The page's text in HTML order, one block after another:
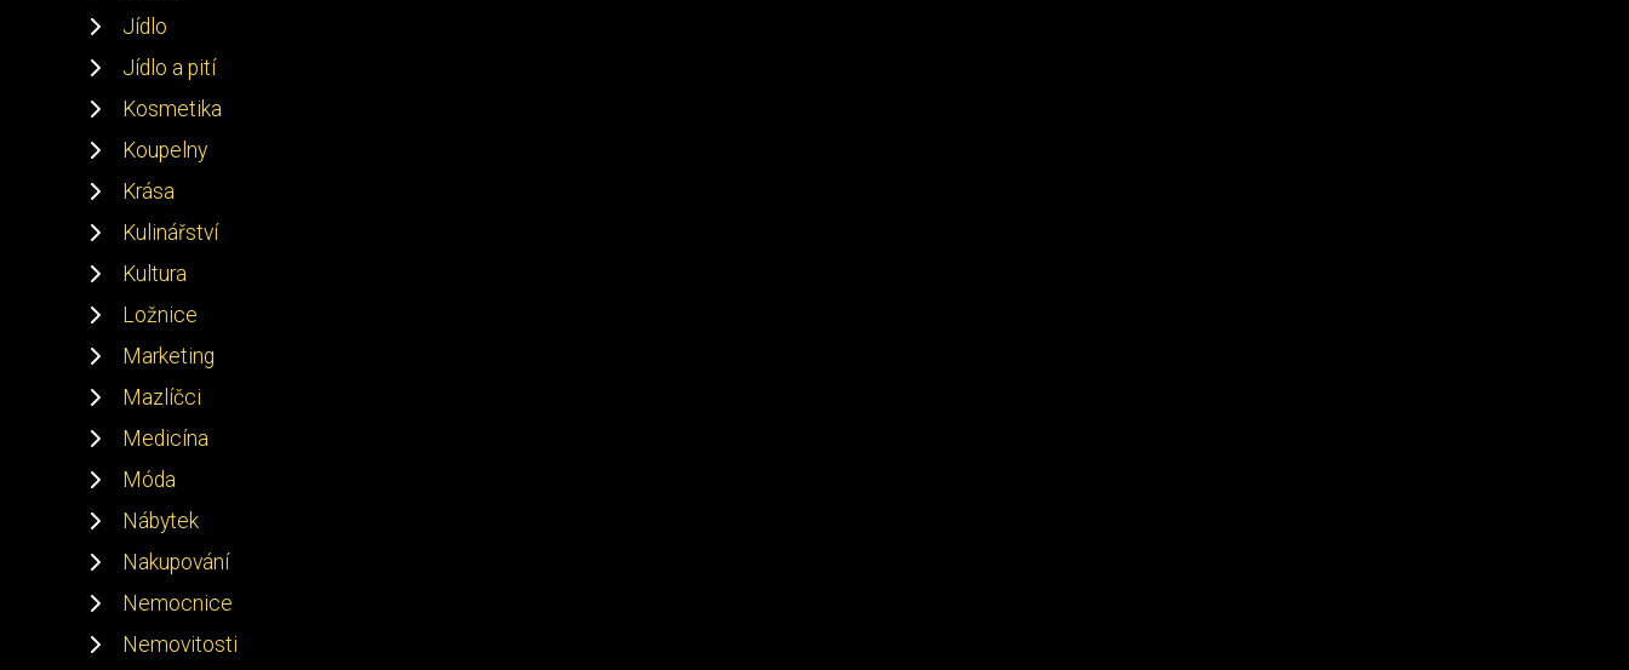
Jídlo
Jídlo a pití
Kosmetika
Koupelny
Krása
Kulinářství
Kultura
Ložnice
Marketing
Mazlíčci
Medicína
Móda
Nábytek
Nakupování
Nemocnice
Nemovitosti